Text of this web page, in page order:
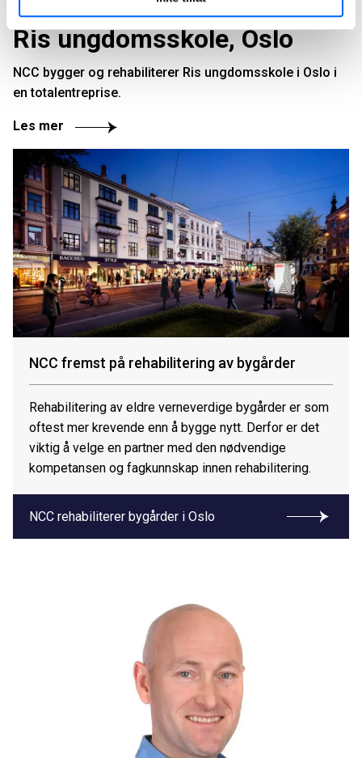
Ris ungdomsskole, Oslo
NCC bygger og rehabiliterer Ris ungdomsskole i Oslo i
en totalentreprise.
Les mer
NCC fremst på rehabilitering av bygårder
Rehabilitering av eldre verneverdige bygårder er som
oftest mer krevende enn å bygge nytt. Derfor er det
viktig å velge en partner med den nødvendige
kompetansen og fagkunnskap innen rehabilitering.
NCC rehabiliterer bygårder i Oslo